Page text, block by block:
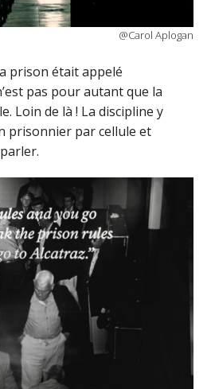
@Carol Aplogan
prison était appelé
pas pour autant que la
Loin de là ! La discipline y
prisonnier par cellule et